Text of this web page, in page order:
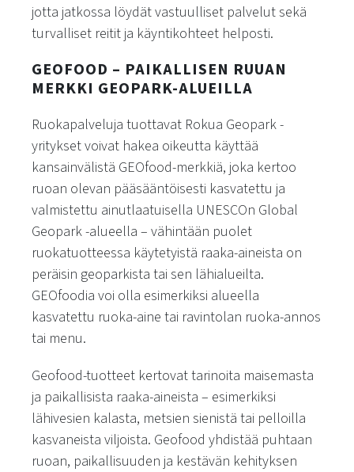
jotta jatkossa löydät vastuulliset palvelut sekä
turvalliset reitit ja käyntikohteet helposti.
GEOFOOD – PAIKALLISEN RUUAN
MERKKI GEOPARK-ALUEILLA
Ruokapalveluja tuottavat Rokua Geopark -
yritykset voivat hakea oikeutta käyttää
kansainvälistä GEOfood-merkkiä, joka kertoo
ruoan olevan pääsääntöisesti kasvatettu ja
valmistettu ainutlaatuisella UNESCOn Global
Geopark -alueella – vähintään puolet
ruokatuotteessa käytetyistä raaka-aineista on
peräisin geoparkista tai sen lähialueilta.
GEOfoodia voi olla esimerkiksi alueella
kasvatettu ruoka-aine tai ravintolan ruoka-annos
tai menu.
Geofood-tuotteet kertovat tarinoita maisemasta
ja paikallisista raaka-aineista – esimerkiksi
lähivesien kalasta, metsien sienistä tai pelloilla
kasvaneista viljoista. Geofood yhdistää puhtaan
ruoan, paikallisuuden ja kestävän kehityksen